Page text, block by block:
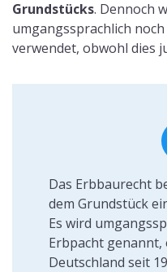
Grundstücks. Dennoch
umgangssprachlich
verwendet, obwohl dies
Das Erbbaurecht
dem Grundstück
Es wird
Erbpacht genannt,
Deutschland seit